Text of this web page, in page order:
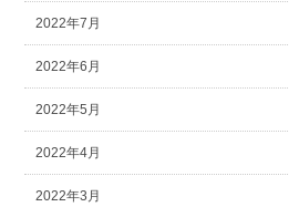
2022年7月
2022年6月
2022年5月
2022年4月
2022年3月